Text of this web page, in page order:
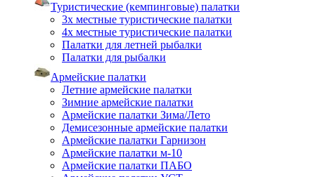
Туристические (кемпинговые) палатки
3х местные туристические палатки
4х местные туристические палатки
Палатки для летней рыбалки
Палатки для рыбалки
Армейские палатки
Летние армейские палатки
Зимние армейские палатки
Армейские палатки Зима/Лето
Демисезонные армейские палатки
Армейские палатки Гарнизон
Армейские палатки м-10
Армейские палатки ПАБО